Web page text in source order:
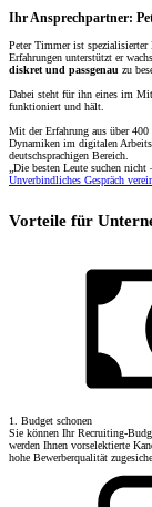
Ihr Ansprechpartner:
Peter Timmer ist
Erfahrungen unterstützt er
diskret und passgenau zu
Dabei steht für ihn eines im
funktioniert und hält.
Mit der Erfahrung aus über 400
Dynamiken im digitalen
deutschsprachigen Bereich.
„Die besten Leute suchen
Unverbindliches Gespräch
Vorteile für
1. Budget schonen
Sie können Ihr Recruiting-
werden Ihnen vorselektierte
hohe Bewerberqualität